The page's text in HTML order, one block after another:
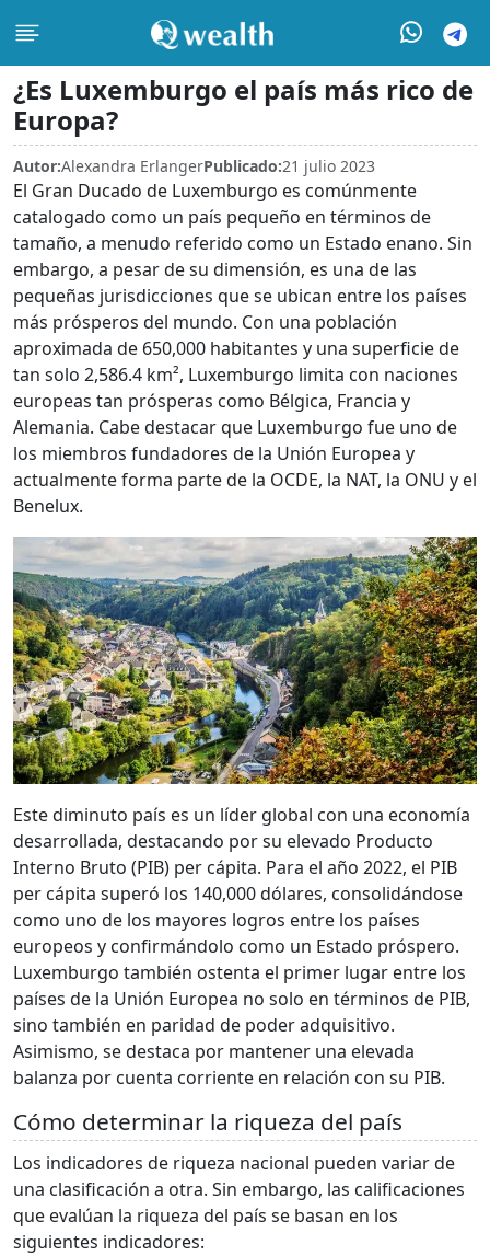
¿Es Luxemburgo el país más rico de
Europa?
Autor:Alexandra ErlangerPublicado:21 julio 2023
El Gran Ducado de Luxemburgo es comúnmente
catalogado como un país pequeño en términos de
tamaño, a menudo referido como un Estado enano. Sin
embargo, a pesar de su dimensión, es una de las
pequeñas jurisdicciones que se ubican entre los países
más prósperos del mundo. Con una población
aproximada de 650,000 habitantes y una superficie de
tan solo 2,586.4 km², Luxemburgo limita con naciones
europeas tan prósperas como Bélgica, Francia y
Alemania. Cabe destacar que Luxemburgo fue uno de
los miembros fundadores de la Unión Europea y
actualmente forma parte de la OCDE, la NAT, la ONU y el
Benelux.
Este diminuto país es un líder global con una economía
desarrollada, destacando por su elevado Producto
Interno Bruto (PIB) per cápita. Para el año 2022, el PIB
per cápita superó los 140,000 dólares, consolidándose
como uno de los mayores logros entre los países
europeos y confirmándolo como un Estado próspero.
Luxemburgo también ostenta el primer lugar entre los
países de la Unión Europea no solo en términos de PIB,
sino también en paridad de poder adquisitivo.
Asimismo, se destaca por mantener una elevada
balanza por cuenta corriente en relación con su PIB.
Cómo determinar la riqueza del país
Los indicadores de riqueza nacional pueden variar de
una clasificación a otra. Sin embargo, las calificaciones
que evalúan la riqueza del país se basan en los
siguientes indicadores: